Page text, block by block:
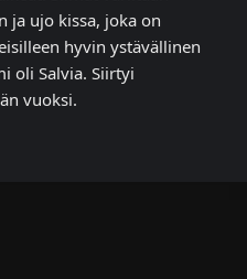
ja ujo kissa, joka on
hyvin ystävällinen
oli Salvia. Siirtyi
vuoksi.